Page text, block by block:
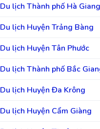
Du lịch Thành phố Hà Giang
Du lịch Huyện Trảng Bàng
Du lịch Huyện Tân Phước
Du lịch Thành phố Bắc
Du lịch Huyện Đa Krông
Du lịch Huyện Cẩm Giàng